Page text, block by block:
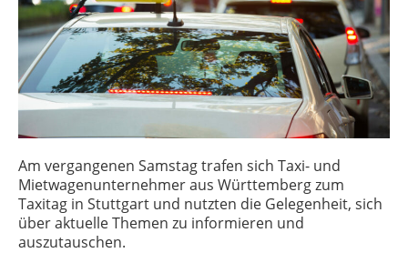
Am vergangenen Samstag trafen sich Taxi- und
Mietwagenunternehmer aus Württemberg zum
Taxitag in Stuttgart und nutzten die Gelegenheit, sich
über aktuelle Themen zu informieren und
auszutauschen.